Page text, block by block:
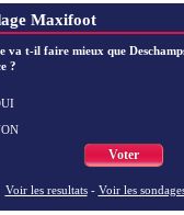
Troyes: Junior Diaz jusqu'en 2030
OM : une offre pour Bulka
PSG
Arsenal
City: Rodri préfère le Barça
Maxifoot
va t-il faire mieux que
?
Voter
Voir les resultats - Voir les